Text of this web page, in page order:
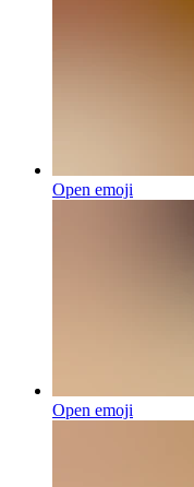
Open emoji
Open emoji